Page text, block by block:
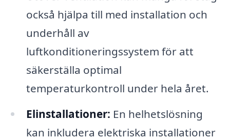
också hjälpa till med installation och
underhåll av
luftkonditioneringssystem för att
säkerställa optimal
temperaturkontroll under hela året.
Elinstallationer: En helhetslösning
kan inkludera elektriska installationer